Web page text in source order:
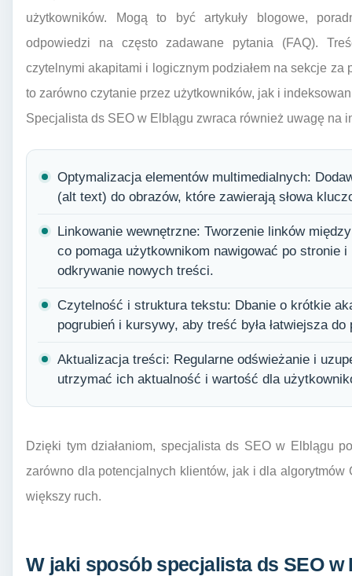
użytkowników. Mogą to być artykuły blogowe,
odpowiedzi na często zadawane pytania (FAQ).
czytelnymi akapitami i logicznym podziałem na sekcje za
to zarówno czytanie przez użytkowników, jak i
Specjalista ds SEO w Elblągu zwraca również uwagę na
Optymalizacja elementów multimedialnych:
(alt text) do obrazów, które zawierają słowa
Linkowanie wewnętrzne: Tworzenie linków
co pomaga użytkownikom nawigować po stronie
odkrywanie nowych treści.
Czytelność i struktura tekstu: Dbanie o krótkie
pogrubień i kursywy, aby treść była łatwiejsza
Aktualizacja treści: Regularne odświeżanie i
utrzymać ich aktualność i wartość dla
Dzięki tym działaniom, specjalista ds SEO w Elblągu
zarówno dla potencjalnych klientów, jak i dla algorytmów
większy ruch.
W jaki sposób specjalista ds SEO